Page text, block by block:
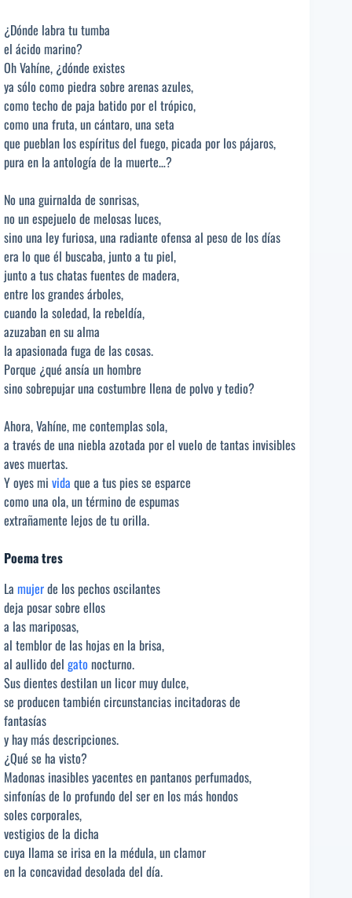
¿Dónde labra tu tumba
el ácido marino?
Oh Vahíne, ¿dónde existes
ya sólo como piedra sobre arenas azules,
como techo de paja batido por el trópico,
como una fruta, un cántaro, una seta
que pueblan los espíritus del fuego, picada por los pájaros,
pura en la antología de la muerte…?
No una guirnalda de sonrisas,
no un espejuelo de melosas luces,
sino una ley furiosa, una radiante ofensa al peso de los días
era lo que él buscaba, junto a tu piel,
junto a tus chatas fuentes de madera,
entre los grandes árboles,
cuando la soledad, la rebeldía,
azuzaban en su alma
la apasionada fuga de las cosas.
Porque ¿qué ansía un hombre
sino sobrepujar una costumbre llena de polvo y tedio?
Ahora, Vahíne, me contemplas sola,
a través de una niebla azotada por el vuelo de tantas invisibles
aves muertas.
Y oyes mi vida que a tus pies se esparce
como una ola, un término de espumas
extrañamente lejos de tu orilla.
Poema tres
La mujerde los pechos oscilantes
deja posar sobre ellos
a las mariposas,
al temblor de las hojas en la brisa,
al aullido del gato nocturno.
Sus dientes destilan un licor muy dulce,
se producen también circunstancias incitadoras de
fantasías
y hay más descripciones.
¿Qué se ha visto?
Madonas inasibles yacentes en pantanos perfumados,
sinfonías de lo profundo del ser en los más hondos
soles corporales,
vestigios de la dicha
cuya llama se irisa en la médula, un clamor
en la concavidad desolada del día.